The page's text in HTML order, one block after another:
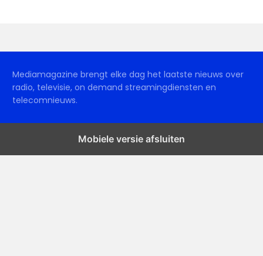
Mediamagazine brengt elke dag het laatste nieuws over
radio, televisie, on demand streamingdiensten en
telecomnieuws.
Mobiele versie afsluiten